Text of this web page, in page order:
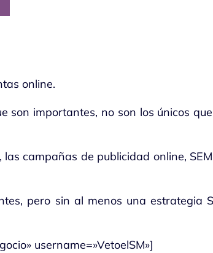
online.
son importantes, no son los únicos
campañas de publicidad online,
pero sin al menos una estrategia
username=»VetoelSM»]